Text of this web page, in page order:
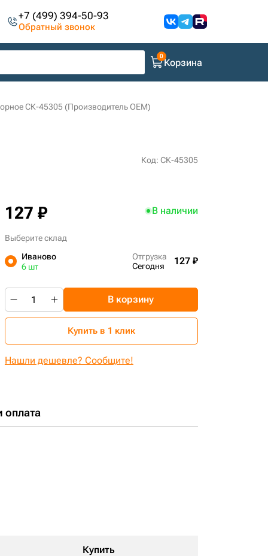
+7 (499) 394-50-93
Обратный звонок
Корзина
СК-45305 (Производитель OEM)
Код: СК-45305
127 ₽ В наличии
Выберите склад
Иваново
6 шт
Отгрузка
Сегодня
127 ₽
В корзину
Купить в 1 клик
Нашли дешевле? Сообщите!
оплата
Купить